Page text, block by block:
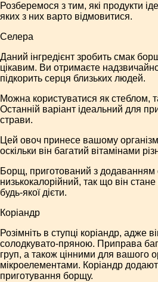
Розберемося з тим, які продукти
яких з них варто відмовитися.
Селера
Даний інгредієнт зробить смак
цікавим. Ви отримаєте
підкорить серця близьких людей.
Можна користуватися як стеблом,
Останній варіант ідеальний для
страви.
Цей овоч принесе вашому
оскільки він багатий вітамінами
Борщ, приготований з додаванням
низькокалорійний, так що він
будь-якої дієти.
Коріандр
Розімніть в ступці коріандр, адже
солодкувато-пряною. Приправа
груп, а також цінними для вашого
мікроелементами. Коріандр
приготування борщу.